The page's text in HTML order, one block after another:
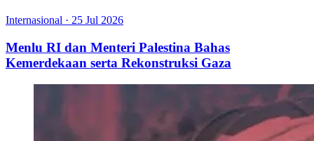
Internasional · 25 Jul 2026
Menlu RI dan Menteri Palestina Bahas
Kemerdekaan serta Rekonstruksi Gaza